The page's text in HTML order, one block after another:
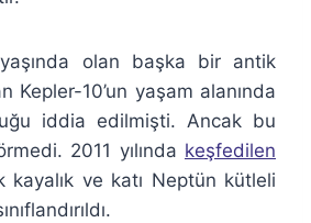
olan başka bir antik
Kepler-10’un yaşam alanında
iddia edilmişti. Ancak bu
2011 yılında keşfedilen
kayalık ve katı Neptün kütleli